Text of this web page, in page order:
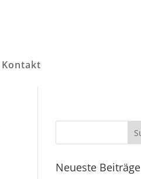
Kontakt
Neueste Beiträge